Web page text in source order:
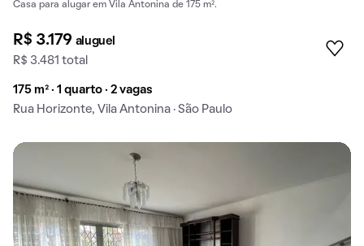
Casa para alugar em Vila Antonina de 175 m².
R$ 3.179 aluguel
R$ 3.481 total
175 m² · 1 quarto · 2 vagas
Rua Horizonte, Vila Antonina · São Paulo